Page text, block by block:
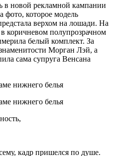
в новой рекламной кампании
фото, которое модель
верхом на лошади. На
коричневом полупрозрачном
белый комплект. За
Морган Лэй, а
сама супруга Венсана
кадр пришелся по душе.